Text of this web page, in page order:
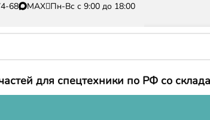
68 MAX Пн-Вс с 9:00 до 18:00
для спецтехники по РФ со